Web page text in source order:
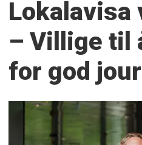
Lokalavisa
– Villige til
for god